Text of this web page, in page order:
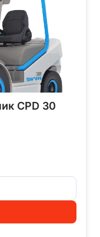
CPD 30